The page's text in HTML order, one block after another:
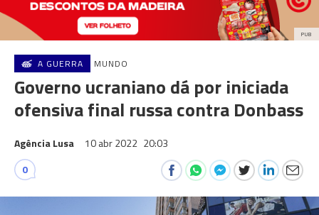
PUB
A GUERRA MUNDO
Governo ucraniano dá por iniciada
ofensiva final russa contra Donbass
Agência Lusa 10 abr 2022 20:03
0